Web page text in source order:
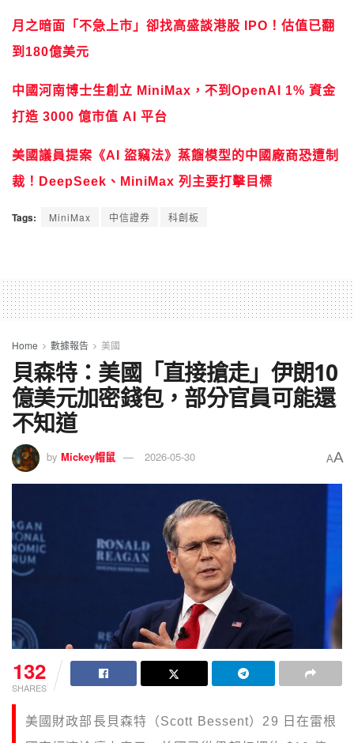
月之暗面「不急上市」卻找高盛談港股 IPO！估值已翻
到180億美元
中國河南博士生創立 MiniMax，不到OpenAI 1% 資金
打造 3000 億市值 AI 平台
美國議員提案《AI 盜竊法》蒸餾模型的中國廠商恐遭制
裁！DeepSeek、MiniMax 列主要打擊目標
Tags: MiniMax 中信證券 科創板
Home 數據報告 美國
貝森特：美國「直接搶走」伊朗10
億美元加密錢包，部分官員可能還
不知道
by Mickey帽鼠 2026-05-30 AA
132
SHARES
美國財政部長貝森特（Scott Bessent）29 日在雷根